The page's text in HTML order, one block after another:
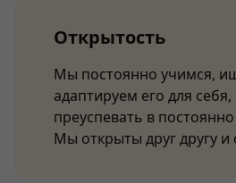
Открытость
Мы постоянно учимся,
адаптируем его для
преуспевать в
Мы открыты друг другу и